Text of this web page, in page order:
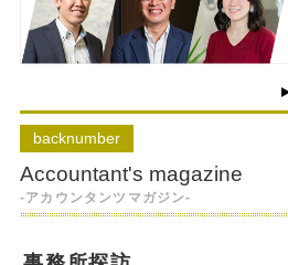
backnumber
Accountant's magazine
-アカウンタンツマガジン-